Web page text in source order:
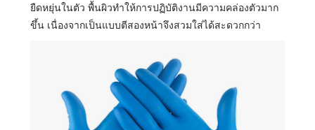
ยืดหยุ่นในตัว พื้นผิวทำให้การปฏิบัติงานมีความคล่องตัวมาก
ขึ้น เนื่องจากเป็นแบบตีสองหน้าจึงสวมใส่ได้สะดวกกว่า